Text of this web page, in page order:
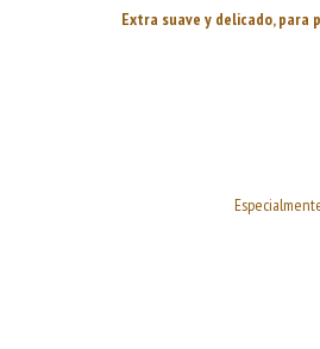
Extra suave y delicado, para